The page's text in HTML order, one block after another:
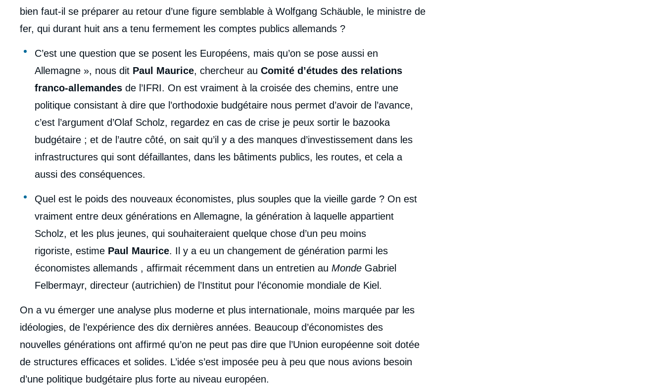
bien faut-il se préparer au retour d’une figure semblable à Wolfgang Schäuble, le ministre de
fer, qui durant huit ans a tenu fermement les comptes publics allemands ?
C’est une question que se posent les Européens, mais qu’on se pose aussi en
Allemagne », nous dit Paul Maurice, chercheur au Comité d’études des relations
franco-allemandes de l’IFRI. On est vraiment à la croisée des chemins, entre une
politique consistant à dire que l’orthodoxie budgétaire nous permet d’avoir de l’avance,
c’est l’argument d’Olaf Scholz, regardez en cas de crise je peux sortir le bazooka
budgétaire ; et de l’autre côté, on sait qu’il y a des manques d’investissement dans les
infrastructures qui sont défaillantes, dans les bâtiments publics, les routes, et cela a
aussi des conséquences.​
Quel est le poids des nouveaux économistes, plus souples que la vieille garde ? On est
vraiment entre deux générations en Allemagne, la génération à laquelle appartient
Scholz, et les plus jeunes, qui souhaiteraient quelque chose d’un peu moins
rigoriste, estime Paul Maurice. Il y a eu un changement de génération parmi les
économistes allemands ​, affirmait récemment dans un entretien au Monde Gabriel
Felbermayr, directeur (autrichien) de l’Institut pour l’économie mondiale de Kiel.
On a vu émerger une analyse plus moderne et plus internationale, moins marquée par les
idéologies, de l’expérience des dix dernières années. Beaucoup d’économistes des
nouvelles générations ont affirmé qu’on ne peut pas dire que l’Union européenne soit dotée
de structures efficaces et solides. L’idée s’est imposée peu à peu que nous avions besoin
d’une politique budgétaire plus forte au niveau européen.